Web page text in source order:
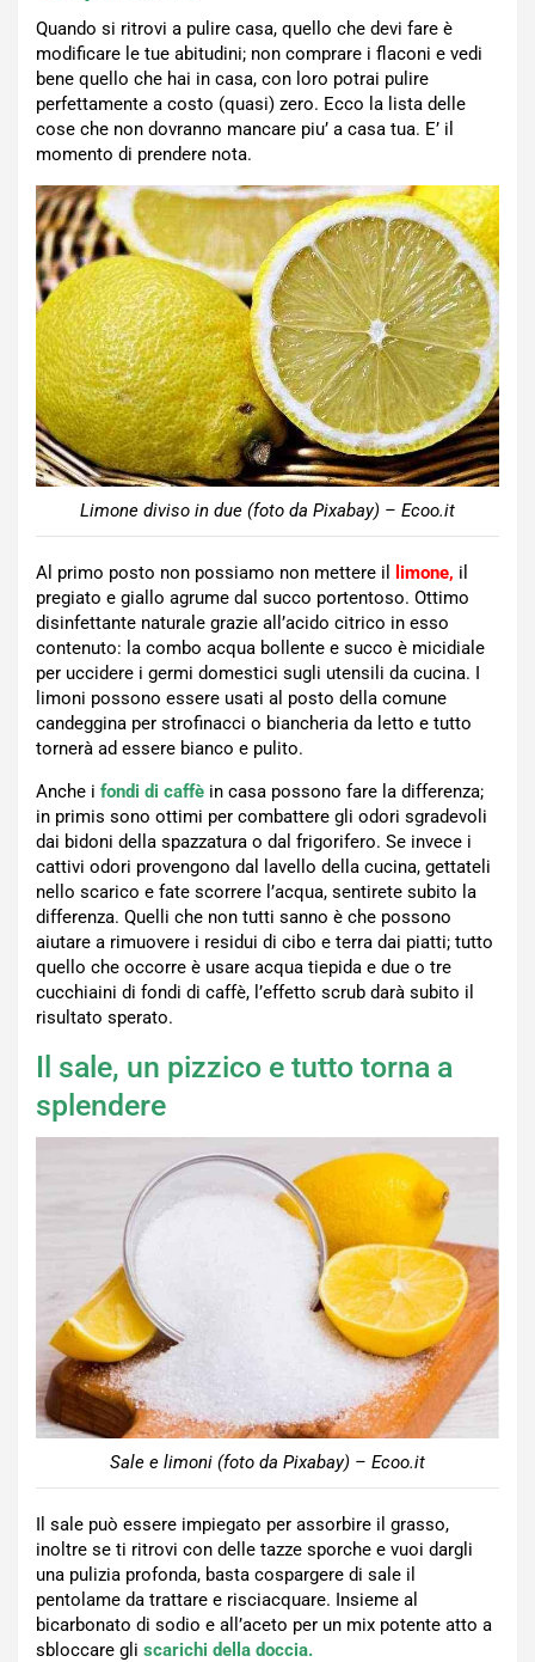
Quando si ritrovi a pulire casa, quello che devi fare è
modificare le tue abitudini; non comprare i flaconi e vedi
bene quello che hai in casa, con loro potrai pulire
perfettamente a costo (quasi) zero. Ecco la lista delle
cose che non dovranno mancare piu’ a casa tua. E’ il
momento di prendere nota.
Limone diviso in due (foto da Pixabay) – Ecoo.it
Al primo posto non possiamo non mettere il limone, il
pregiato e giallo agrume dal succo portentoso. Ottimo
disinfettante naturale grazie all’acido citrico in esso
contenuto: la combo acqua bollente e succo è micidiale
per uccidere i germi domestici sugli utensili da cucina. I
limoni possono essere usati al posto della comune
candeggina per strofinacci o biancheria da letto e tutto
tornerà ad essere bianco e pulito.
Anche i fondi di caffè in casa possono fare la differenza;
in primis sono ottimi per combattere gli odori sgradevoli
dai bidoni della spazzatura o dal frigorifero. Se invece i
cattivi odori provengono dal lavello della cucina, gettateli
nello scarico e fate scorrere l’acqua, sentirete subito la
differenza. Quelli che non tutti sanno è che possono
aiutare a rimuovere i residui di cibo e terra dai piatti; tutto
quello che occorre è usare acqua tiepida e due o tre
cucchiaini di fondi di caffè, l’effetto scrub darà subito il
risultato sperato.
Il sale, un pizzico e tutto torna a
splendere
Sale e limoni (foto da Pixabay) – Ecoo.it
Il sale può essere impiegato per assorbire il grasso,
inoltre se ti ritrovi con delle tazze sporche e vuoi dargli
una pulizia profonda, basta cospargere di sale il
pentolame da trattare e risciacquare. Insieme al
bicarbonato di sodio e all’aceto per un mix potente atto a
sbloccare gli scarichi della doccia.